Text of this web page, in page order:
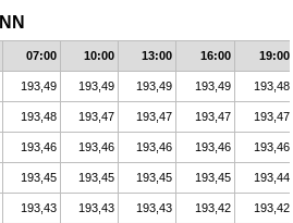
07:00 10:00 13:00 16:00 19:00
193,49 193,49 193,49 193,49 193,48
193,48 193,47 193,47 193,47 193,47
193,46 193,46 193,46 193,46 193,46
193,45 193,45 193,45 193,45 193,44
193,43 193,43 193,43 193,42 193,42